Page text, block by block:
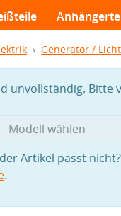
Generator /
unvollständig. Bitte
Artikel passt
.